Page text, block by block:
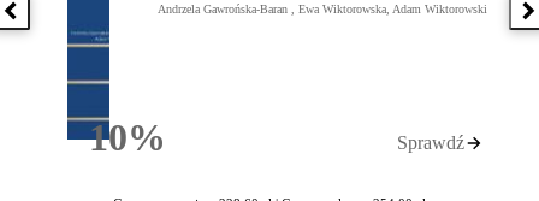
Poprzednia książka
10%Rabatu
Andrzela Gawrońska-Baran , Ewa Wiktorowska, Adam Wiktorowski
Sprawdź